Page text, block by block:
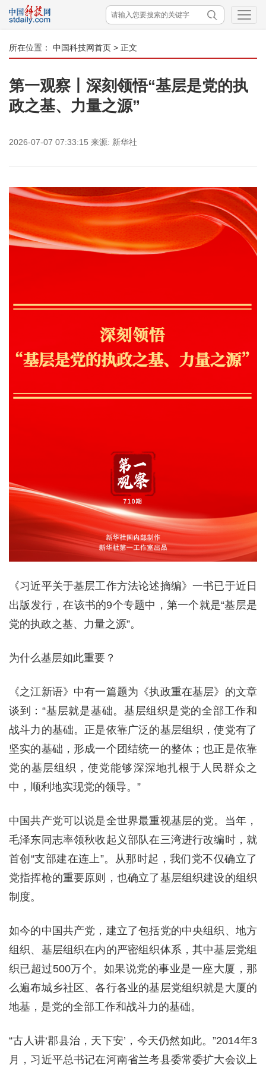
所在位置： 中国科技网首页 > 正文
第一观察丨深刻领悟“基层是党的执
政之基、力量之源”
2026-07-07 07:33:15 来源: 新华社
《习近平关于基层工作方法论述摘编》一书已于近日
出版发行，在该书的9个专题中，第一个就是“基层是
党的执政之基、力量之源”。
为什么基层如此重要？
《之江新语》中有一篇题为《执政重在基层》的文章
谈到：“基层就是基础。基层组织是党的全部工作和
战斗力的基础。正是依靠广泛的基层组织，使党有了
坚实的基础，形成一个团结统一的整体；也正是依靠
党的基层组织，使党能够深深地扎根于人民群众之
中，顺利地实现党的领导。”
中国共产党可以说是全世界最重视基层的党。当年，
毛泽东同志率领秋收起义部队在三湾进行改编时，就
首创“支部建在连上”。从那时起，我们党不仅确立了
党指挥枪的重要原则，也确立了基层组织建设的组织
制度。
如今的中国共产党，建立了包括党的中央组织、地方
组织、基层组织在内的严密组织体系，其中基层党组
织已超过500万个。如果说党的事业是一座大厦，那
么遍布城乡社区、各行各业的基层党组织就是大厦的
地基，是党的全部工作和战斗力的基础。
“古人讲‘郡县治，天下安’，今天仍然如此。”2014年3
月，习近平总书记在河南省兰考县委常委扩大会议上